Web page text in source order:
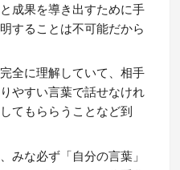
成果を導き出すために手
することは不可能だから
全に理解していて、相手
やすい言葉で話せなけれ
てもららうことなど到
みな必ず「自分の言葉」